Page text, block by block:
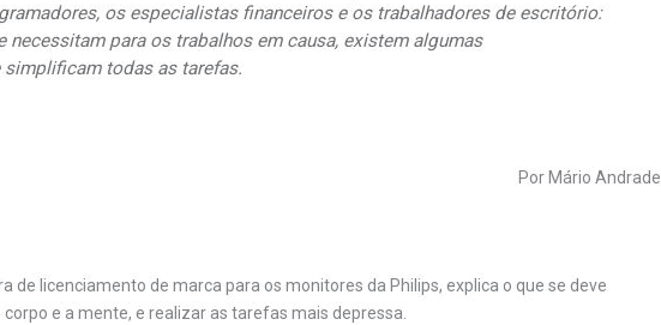
os especialistas financeiros e os trabalhadores de escritório:
necessitam para os trabalhos em causa, existem algumas
simplificam todas as tarefas.
Por Mário Andrade
de licenciamento de marca para os monitores da Philips, explica o que se deve
e a mente, e realizar as tarefas mais depressa.